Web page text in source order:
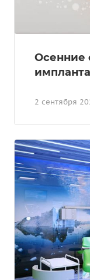
2 сентября
Осенние